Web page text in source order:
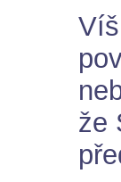
že